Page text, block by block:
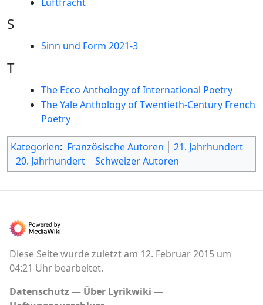
S
Sinn und Form 2021-3
T
The Ecco Anthology of International Poetry
The Yale Anthology of Twentieth-Century French
Poetry
Kategorien: Französische Autoren
21. Jahrhundert
20. Jahrhundert
Schweizer Autoren
Diese Seite wurde zuletzt am 12. Februar 2015 um
04:21 Uhr bearbeitet.
Datenschutz
Über Lyrikwiki